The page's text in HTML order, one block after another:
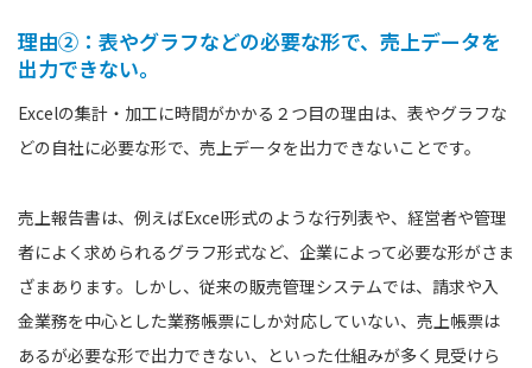
理由②：表やグラフなどの必要な形で、売上データを
出力できない。
Excelの集計・加工に時間がかかる２つ目の理由は、表やグラフな
どの自社に必要な形で、売上データを出力できないことです。
売上報告書は、例えばExcel形式のような行列表や、経営者や管理
者によく求められるグラフ形式など、企業によって必要な形がさま
ざまあります。しかし、従来の販売管理システムでは、請求や入
金業務を中心とした業務帳票にしか対応していない、売上帳票は
あるが必要な形で出力できない、といった仕組みが多く見受けら